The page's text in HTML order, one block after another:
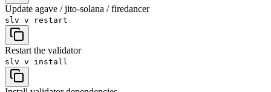
Update agave / jito-solana / firedancer
slv v restart
Restart the validator
slv v install